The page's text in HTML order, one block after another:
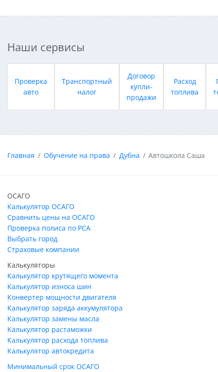
Наши сервисы
Проверка
авто
Транспортный
налог
Договор
купли-
продажи
Расход
топлива
Главная Обучение на права Дубна Автошкола Саша
ОСАГО
Калькулятор ОСАГО
Сравнить цены на ОСАГО
Проверка полиса по РСА
Выбрать город
Страховые компании
Калькуляторы
Калькулятор крутящего момента
Калькулятор износа шин
Конвертер мощности двигателя
Калькулятор заряда аккумулятора
Калькулятор замены масла
Калькулятор растаможки
Калькулятор расхода топлива
Калькулятор автокредита
Минимальный срок ОСАГО